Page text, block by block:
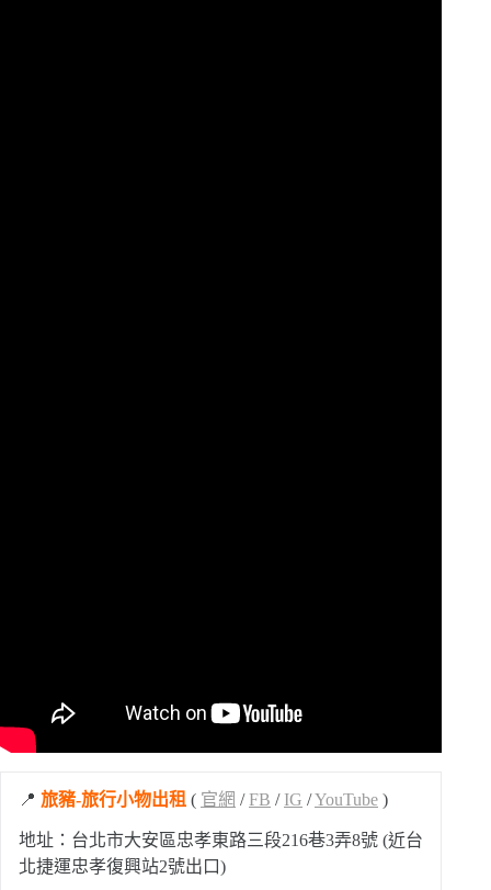
📍 旅豬-旅行小物出租 ( 官網 /FB / IG /YouTube )
地址：台北市大安區忠孝東路三段216巷3弄8號 (近台
北捷運忠孝復興站2號出口)